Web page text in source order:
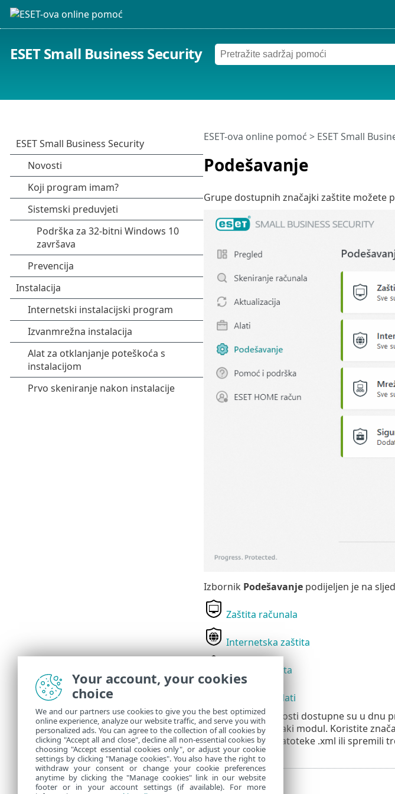
ESET Small Business Security
Podešavanje
ESET-ova online pomoć > ESET Small
Grupe dostupnih značajki zaštite možete
Izbornik Podešavanjepodijeljen je na
Zaštita računala
Internetska zaštita
Mrežna zaštita
Sigurnosni alati
Dodatne mogućnosti dostupne su u dnu
parametara za svaki modul. Koristite
konfiguracijske datoteke .xml ili spremili
Your account, your cookies
choice
We and our partners use cookies to give you the best optimized
online experience, analyze our website traffic, and serve you with
personalized ads. You can agree to the collection of all cookies by
clicking "Accept all and close", decline all non-essential cookies by
choosing "Accept essential cookies only", or adjust your cookie
settings by clicking "Manage cookies". You also have the right to
withdraw your consent or change your cookie preferences
anytime by clicking the "Manage cookies" link in our website
footer or in your account settings (if available). For more